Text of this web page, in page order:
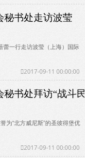
秘书处走访波莹
一行走访波莹（上海）国际
2017-09-11 00:00:00
秘书处拜访“战斗民
为“北方威尼斯”的圣彼得堡优
2017-09-11 00:00:00